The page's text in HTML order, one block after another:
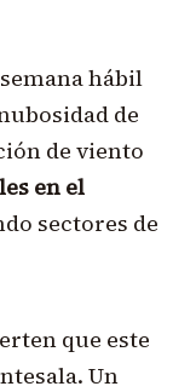
hábil
de
de viento
en el
sectores de
que este
Un